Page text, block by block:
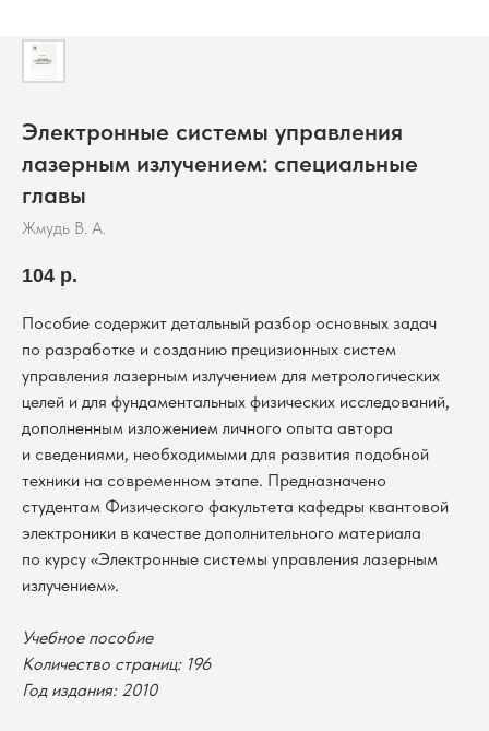
Электронные системы управления
лазерным излучением: специальные
главы
Жмудь В. А.
104 р.
Пособие содержит детальный разбор основных задач
по разработке и созданию прецизионных систем
управления лазерным излучением для метрологических
целей и для фундаментальных физических исследований,
дополненным изложением личного опыта автора
и сведениями, необходимыми для развития подобной
техники на современном этапе. Предназначено
студентам Физического факультета кафедры квантовой
электроники в качестве дополнительного материала
по курсу «Электронные системы управления лазерным
излучением».
Учебное пособие
Количество страниц: 196
Год издания: 2010
Новосибирский государственный